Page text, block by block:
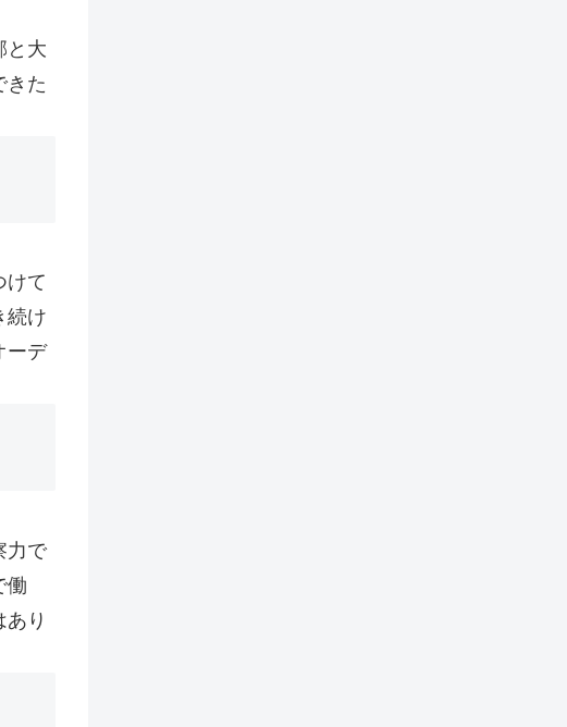
と大
きた
けて
続け
ーデ
力で
働
り